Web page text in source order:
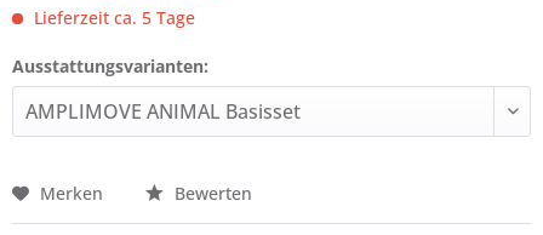
Lieferzeit ca. 5 Tage
Ausstattungsvarianten:
Merken Bewerten